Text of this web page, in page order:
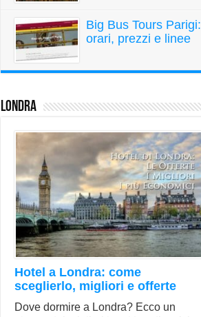
Big Bus Tours Parigi:
orari, prezzi e linee
Londra
Hotel a Londra: come
sceglierlo, migliori e offerte
Dove dormire a Londra? Ecco un